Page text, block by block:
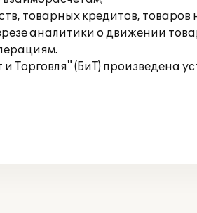
товарных кредитов,
аналитики о движении
Торговля" (БиТ)